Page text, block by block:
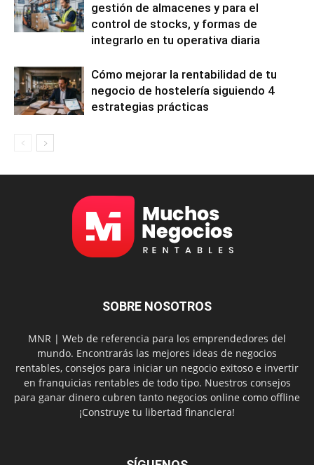
gestión de almacenes y para el
control de stocks, y formas de
integrarlo en tu operativa diaria
Cómo mejorar la rentabilidad de tu
negocio de hostelería siguiendo 4
estrategias prácticas
SOBRE NOSOTROS
MNR | Web de referencia para los emprendedores del
mundo. Encontrarás las mejores ideas de negocios
rentables, consejos para iniciar un negocio exitoso e invertir
en franquicias rentables de todo tipo. Nuestros consejos
para ganar dinero cubren tanto negocios online como offline
¡Construye tu libertad financiera!